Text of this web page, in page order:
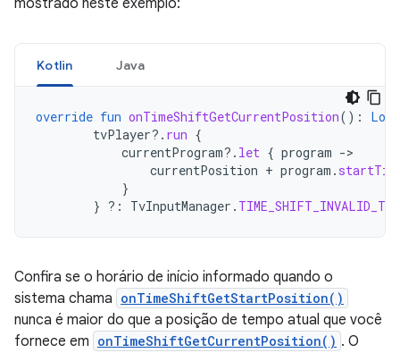
mostrado neste exemplo:
Kotlin Java
override fun onTimeShiftGetCurrentPosition():
Long
tvPlayer?. run {
currentProgram?. let { program -
currentPosition + program .
}
} ?: TvInputManager .
Confira se o horário de início informado quando o
sistema chama onTimeShiftGetStartPosition()
nunca é maior do que a posição de tempo atual que você
fornece em onTimeShiftGetCurrentPosition() . O